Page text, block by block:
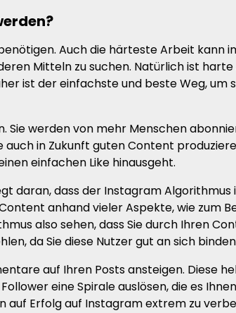
Auch die härteste Arbeit kann
Mitteln zu suchen. Natürlich ist
ist der einfachste und beste Weg, um
Sie werden von mehr Menschen
in Zukunft guten Content
einfachen Like hinausgeht.
daran, dass der Instagram
anhand vieler Aspekte, wie zum
also sehen, dass Sie durch Ihren
da Sie diese Nutzer gut an sich
auf Ihren Posts ansteigen. Diese
eine Spirale auslösen, die es
auf Erfolg auf Instagram extrem zu